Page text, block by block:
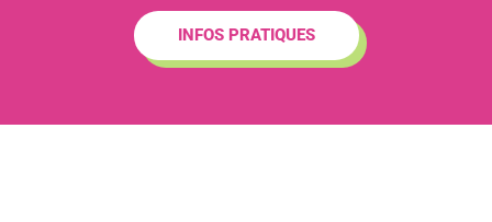
INFOS PRATIQUES